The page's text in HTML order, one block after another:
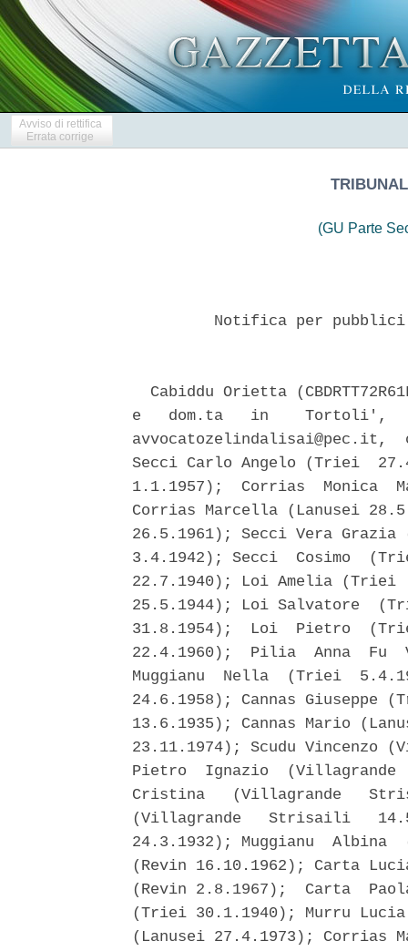
Avviso di rettifica
Errata corrige
(GU Parte
Notifica per
Cabiddu Orietta
e   dom.ta   in    Tortoli',
Secci Carlo Angelo (Triei
1.1.1957);  Corrias  Monica
Corrias Marcella (Lanusei
26.5.1961); Secci Vera
3.4.1942); Secci  Cosimo
22.7.1940); Loi Amelia
25.5.1944); Loi Salvatore
31.8.1954);  Loi  Pietro
22.4.1960);  Pilia  Anna  Fu
Muggianu  Nella  (Triei
24.6.1958); Cannas
13.6.1935); Cannas Mario
23.11.1974); Scudu
Pietro  Ignazio
Cristina   (Villagrande
(Villagrande   Strisaili
24.3.1932); Muggianu
(Revin 16.10.1962); Carta
(Revin 2.8.1967);  Carta
(Triei 30.1.1940); Murru
(Lanusei 27.4.1973); Corrias